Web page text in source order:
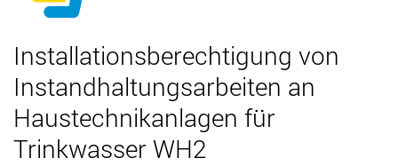
Installationsberechtigung von
Instandhaltungsarbeiten an
Haustechnikanlagen für
Trinkwasser WH2